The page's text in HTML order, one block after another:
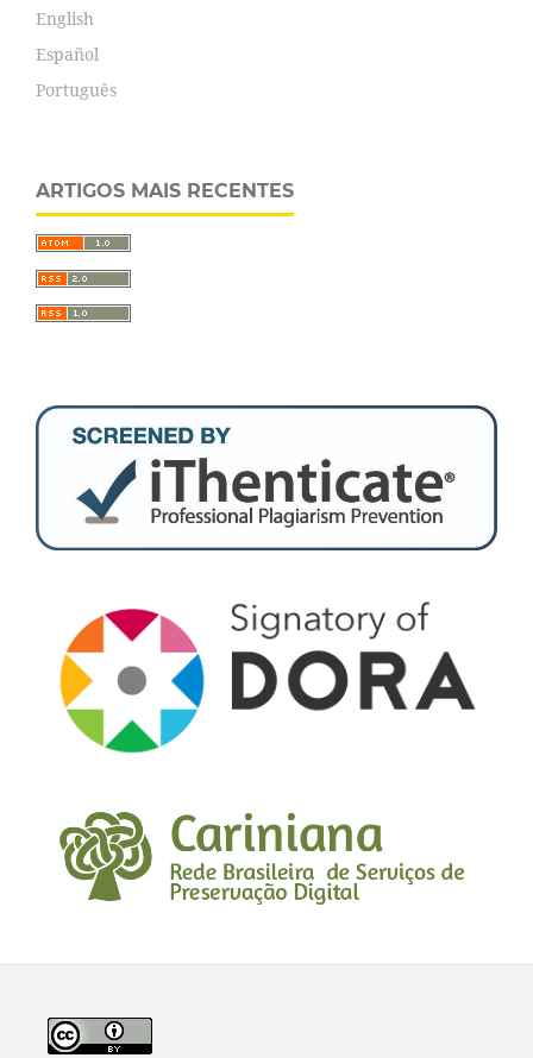
English
Español
Português
ARTIGOS MAIS RECENTES